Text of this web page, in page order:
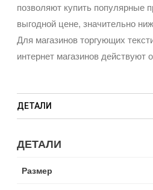
позволяют купить популярные
выгодной цене, значительно
Для магазинов торгующих
интернет магазинов действуют
ДЕТАЛИ
ДЕТАЛИ
Размер